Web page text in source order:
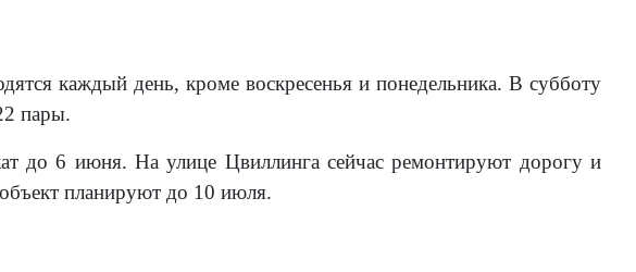
каждый день, кроме воскресенья и понедельника. В субботу
пары.
до 6 июня. На улице Цвиллинга сейчас ремонтируют дорогу и
планируют до 10 июля.